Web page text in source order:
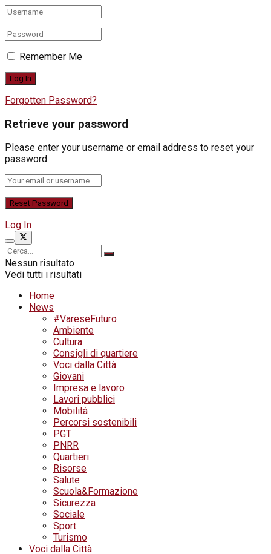
Remember Me
Forgotten Password?
Retrieve your password
Please enter your username or email address to reset your
password.
Log In
Nessun risultato
Vedi tutti i risultati
Home
News
#VareseFuturo
Ambiente
Cultura
Consigli di quartiere
Voci dalla Città
Giovani
Impresa e lavoro
Lavori pubblici
Mobilità
Percorsi sostenibili
PGT
PNRR
Quartieri
Risorse
Salute
Scuola&Formazione
Sicurezza
Sociale
Sport
Turismo
Voci dalla Città